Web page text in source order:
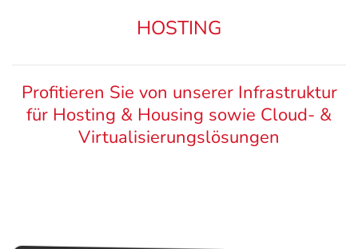
HOSTING
Profitieren Sie von unserer Infrastruktur
für Hosting & Housing sowie Cloud- &
Virtualisierungslösungen